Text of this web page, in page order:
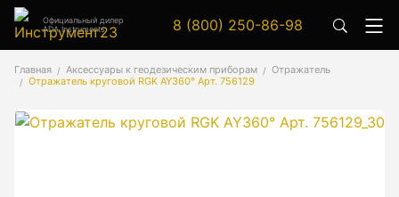
Официальный дилер
ADA Instruments
8 (800) 250-86-98
Главная Аксессуары к геодезическим приборам
Отражатель
Отражатель круговой RGK AY360° Арт. 756129
Аксессуары
Аксессуары к геодезическим приборам